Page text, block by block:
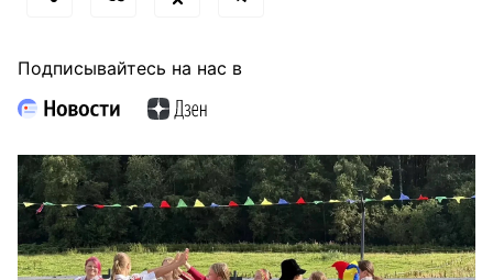
Подписывайтесь на нас в